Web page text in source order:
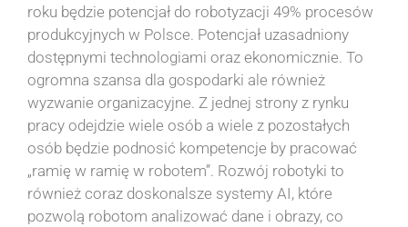
roku będzie potencjał do robotyzacji 49% procesów
produkcyjnych w Polsce. Potencjał uzasadniony
dostępnymi technologiami oraz ekonomicznie. To
ogromna szansa dla gospodarki ale również
wyzwanie organizacyjne. Z jednej strony z rynku
pracy odejdzie wiele osób a wiele z pozostałych
osób będzie podnosić kompetencje by pracować
„ramię w ramię w robotem”. Rozwój robotyki to
również coraz doskonalsze systemy AI, które
pozwolą robotom analizować dane i obrazy, co